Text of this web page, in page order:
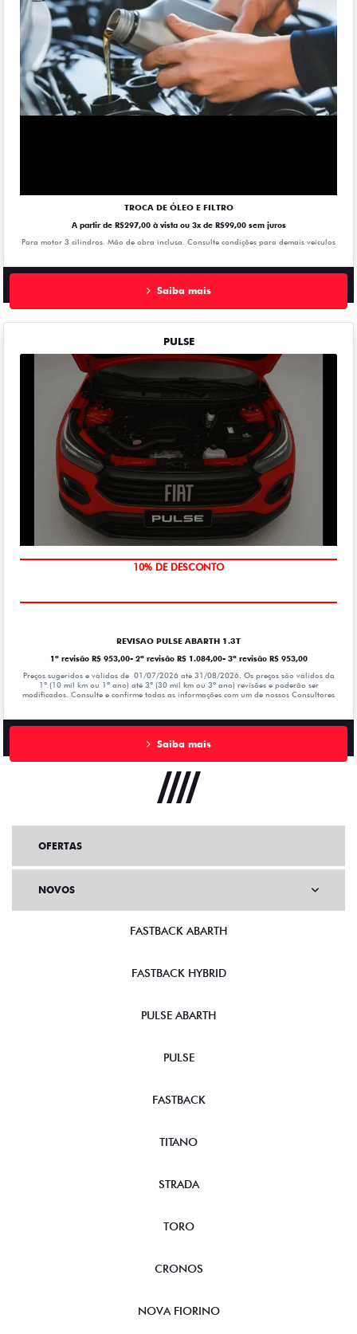
TROCA DE ÓLEO E FILTRO
A partir de R$297,00 à vista ou 3x de R$99,00 sem juros
Para motor 3 cilindros. Mão de obra inclusa. Consulte condições para demais veiculos
Saiba mais
PULSE
MÃO DE OBRA
REVISAO PULSE ABARTH 1.3T
1ª revisão R$ 953,00- 2ª revisão R$ 1.084,00- 3ª revisão R$ 953,00
Preços sugeridos e válidos de 01/07/2026 até 31/08/2026. Os preços são válidos da
1º (10 mil km ou 1ª ano) até 3º (30 mil km ou 3º ano) revisões e poderão ser
modificados. Consulte e confirme todas as informações com um de nossos Consultores
Saiba mais
OFERTAS
NOVOS
FASTBACK ABARTH
FASTBACK HYBRID
PULSE ABARTH
PULSE
FASTBACK
TITANO
STRADA
TORO
CRONOS
NOVA FIORINO